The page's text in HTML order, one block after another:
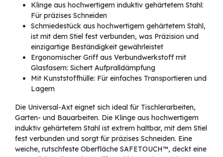
Klinge aus hochwertigem induktiv gehärtetem Stahl:
Für präzises Schneiden
Schmiedestück aus hochwertigem gehärtetem Stahl,
ist mit dem Stiel fest verbunden, was Präzision und
einzigartige Beständigkeit gewährleistet
Ergonomischer Griff aus Verbundwerkstoff mit
Glasfasern: Sichert Aufpralldämpfung
Mit Kunststoffhülle: Für einfaches Transportieren und
Lagern
Die Universal-Axt eignet sich ideal für Tischlerarbeiten,
Garten- und Bauarbeiten. Die Klinge aus hochwertigem
induktiv gehärtetem Stahl ist extrem haltbar, mit dem Stiel
fest verbunden und sorgt für präzises Schneiden. Eine
weiche, rutschfeste Oberfläche SAFETOUCH™, deckt eine